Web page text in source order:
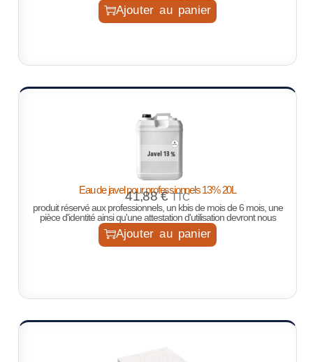
Ajouter au panier
Eau de javel pour professionnels 13% 20L
41,88€ TTC
produit réservé aux professionnels, un kbis de mois de 6 mois, une
pièce d'identité ainsi qu'une attestation d'utilisation devront nous
Ajouter au panier